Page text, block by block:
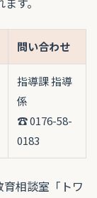
問い合わせ
指導課 指導
係
☎ 0176-58-
0183
相談室「トワ